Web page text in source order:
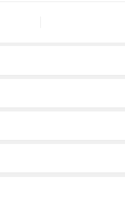
及說明，報送當地(縣級
三份及說明，報送當地(
)